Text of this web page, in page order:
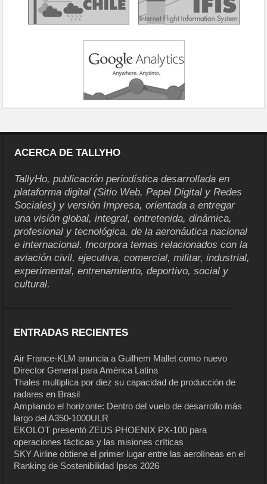
ACERCA DE TALLYHO
TallyHo, publicación periodística desarrollada en
plataforma digital (Sitio Web, Papel Digital y Redes
Sociales) y versión Impresa, orientada a entregar
una visión global, integral, entretenida, dinámica,
profesional y tecnológica, de la aeronáutica nacional
e internacional. Incorpora temas relacionados con la
aviación civil, ejecutiva, comercial, militar, industrial,
experimental, entrenamiento, deportivo, social y
cultural.
ENTRADAS RECIENTES
Air France-KLM anuncia a Guilhem Mallet como nuevo
Director General para América Latina
Thales multiplica por diez su capacidad de producción de
radares en Brasil
Ampliando el horizonte: Dentro del vuelo de desarrollo más
largo del A350-1000ULR
EKOLOT presentó ZEUS PHOENIX PX-100 para
operaciones tácticas y las misiones críticas
SKY Airline obtiene el primer lugar entre las aerolíneas en el
Ranking de Sostenibilidad Ipsos 2026